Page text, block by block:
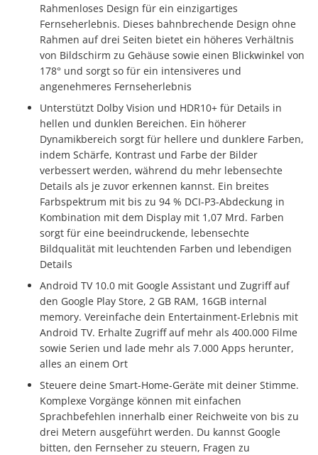
Rahmenloses Design für ein einzigartiges
Fernseherlebnis. Dieses bahnbrechende Design ohne
Rahmen auf drei Seiten bietet ein höheres Verhältnis
von Bildschirm zu Gehäuse sowie einen Blickwinkel von
178° und sorgt so für ein intensiveres und
angenehmeres Fernseherlebnis
Unterstützt Dolby Vision und HDR10+ für Details in
hellen und dunklen Bereichen. Ein höherer
Dynamikbereich sorgt für hellere und dunklere Farben,
indem Schärfe, Kontrast und Farbe der Bilder
verbessert werden, während du mehr lebensechte
Details als je zuvor erkennen kannst. Ein breites
Farbspektrum mit bis zu 94 % DCI-P3-Abdeckung in
Kombination mit dem Display mit 1,07 Mrd. Farben
sorgt für eine beeindruckende, lebensechte
Bildqualität mit leuchtenden Farben und lebendigen
Details
Android TV 10.0 mit Google Assistant und Zugriff auf
den Google Play Store, 2 GB RAM, 16GB internal
memory. Vereinfache dein Entertainment-Erlebnis mit
Android TV. Erhalte Zugriff auf mehr als 400.000 Filme
sowie Serien und lade mehr als 7.000 Apps herunter,
alles an einem Ort
Steuere deine Smart-Home-Geräte mit deiner Stimme.
Komplexe Vorgänge können mit einfachen
Sprachbefehlen innerhalb einer Reichweite von bis zu
drei Metern ausgeführt werden. Du kannst Google
bitten, den Fernseher zu steuern, Fragen zu